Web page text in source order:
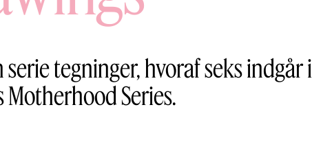
tegninger, hvoraf seks indgår i
Series.